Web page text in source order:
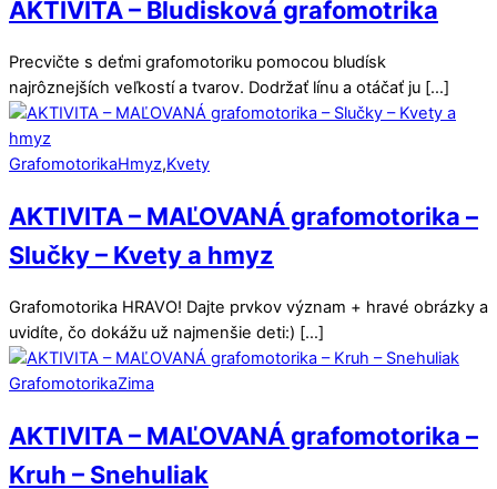
AKTIVITA – Bludisková grafomotrika
Precvičte s deťmi grafomotoriku pomocou bludísk
najrôznejších veľkostí a tvarov. Dodržať línu a otáčať ju […]
GrafomotorikaHmyz,Kvety
AKTIVITA – MAĽOVANÁ grafomotorika –
Slučky – Kvety a hmyz
Grafomotorika HRAVO! Dajte prvkov význam + hravé obrázky a
uvidíte, čo dokážu už najmenšie deti:) […]
GrafomotorikaZima
AKTIVITA – MAĽOVANÁ grafomotorika –
Kruh – Snehuliak